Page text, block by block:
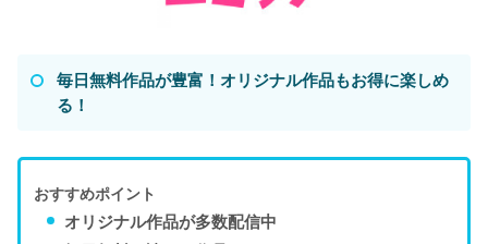
毎日無料作品が豊富！オリジナル作品もお得に楽しめ
る！
おすすめポイント
オリジナル作品が多数配信中